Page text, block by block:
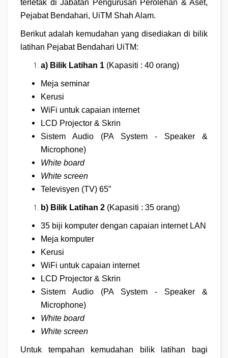
terletak di Jabatan Pengurusan Perolehan & Aset,
Pejabat Bendahari, UiTM Shah Alam.
Berikut adalah kemudahan yang disediakan di bilik
latihan Pejabat Bendahari UiTM:
a) Bilik Latihan 1 (Kapasiti : 40 orang)
Meja seminar
Kerusi
WiFi untuk capaian internet
LCD Projector & Skrin
Sistem Audio (PA System - Speaker &
Microphone)
White board
White screen
Televisyen (TV) 65”
b) Bilik Latihan 2 (Kapasiti : 35 orang)
35 biji komputer dengan capaian internet LAN
Meja komputer
Kerusi
WiFi untuk capaian internet
LCD Projector & Skrin
Sistem Audio (PA System - Speaker &
Microphone)
White board
White screen
Untuk tempahan kemudahan bilik latihan bagi